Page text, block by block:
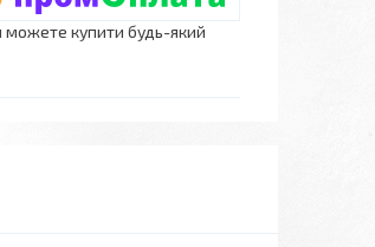
можете купити будь-який